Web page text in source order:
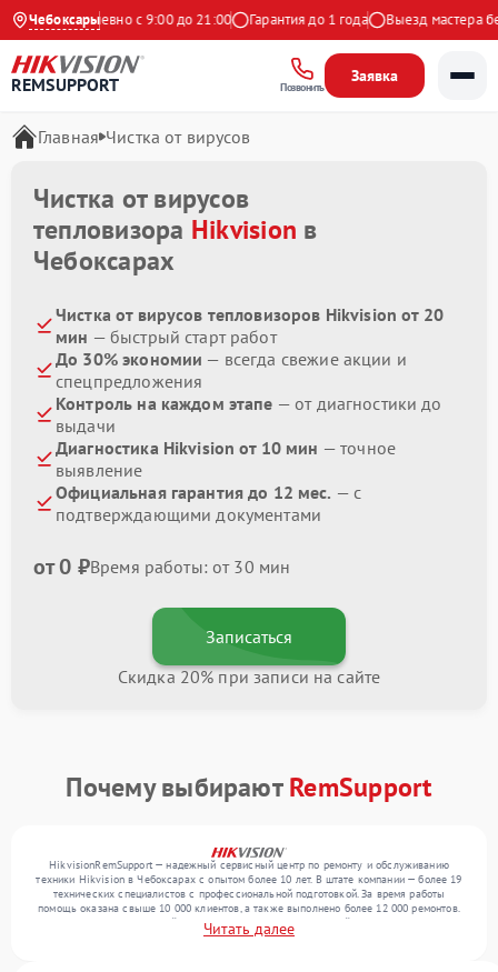
Чебоксары
Ежедневно с 9:00 до 21:00 Гарантия до 1 года Выезд мастера
REMSUPPORT Позвонить
Заявка
Главная Чистка от вирусов
Чистка от вирусов
тепловизора Hikvision в
Чебоксарах
Чистка от вирусов тепловизоров Hikvision от 20
мин — быстрый старт работ
До 30% экономии — всегда свежие акции и
спецпредложения
Контроль на каждом этапе — от диагностики до
выдачи
Диагностика Hikvision от 10 мин — точное
выявление
Официальная гарантия до 12 мес. — с
подтверждающими документами
от 0 ₽Время работы: от 30 мин
Записаться
Скидка 20% при записи на сайте
Почему выбираютRemSupport
HikvisionRemSupport — надежный сервисный центр по ремонту и обслуживанию
техники Hikvision в Чебоксарах с опытом более 10 лет. В штате компании — более 19
технических специалистов с профессиональной подготовкой. За время работы
помощь оказана свыше 10 000 клиентов, а также выполнено более 12 000 ремонтов.
Ежемесячно в сервисный центр поступает более 300 устройств, включая , , . Мы
выполняем ремонт различного уровня сложности и поддерживаем высокий стандарт
Читать далее